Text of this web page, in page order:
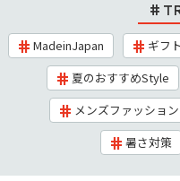
MadeinJapan ギフ
夏のおすすめStyle
メンズファッション
暑さ対策